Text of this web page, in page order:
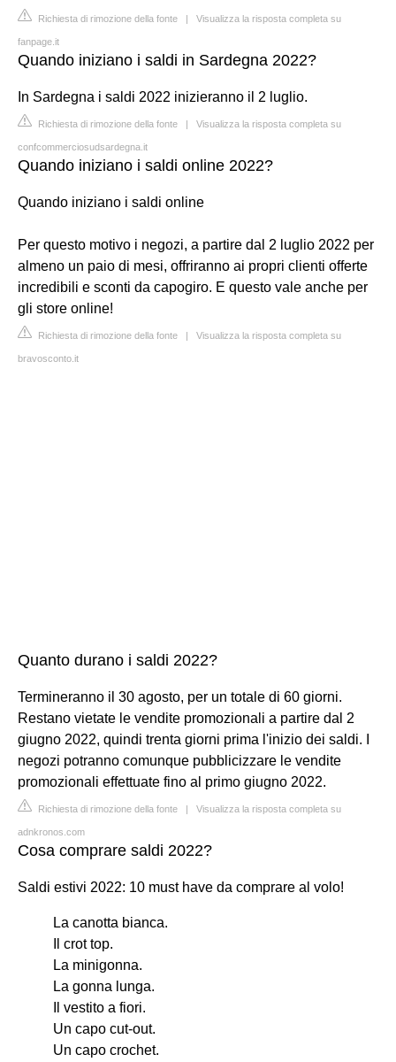
Richiesta di rimozione della fonte | Visualizza la risposta completa su
fanpage.it
Quando iniziano i saldi in Sardegna 2022?
In Sardegna i saldi 2022 inizieranno il 2 luglio.
Richiesta di rimozione della fonte | Visualizza la risposta completa su
confcommerciosudsardegna.it
Quando iniziano i saldi online 2022?
Quando iniziano i saldi online
Per questo motivo i negozi, a partire dal 2 luglio 2022 per
almeno un paio di mesi, offriranno ai propri clienti offerte
incredibili e sconti da capogiro. E questo vale anche per
gli store online!
Richiesta di rimozione della fonte | Visualizza la risposta completa su
bravosconto.it
Quanto durano i saldi 2022?
Termineranno il 30 agosto, per un totale di 60 giorni.
Restano vietate le vendite promozionali a partire dal 2
giugno 2022, quindi trenta giorni prima l'inizio dei saldi. I
negozi potranno comunque pubblicizzare le vendite
promozionali effettuate fino al primo giugno 2022.
Richiesta di rimozione della fonte | Visualizza la risposta completa su
adnkronos.com
Cosa comprare saldi 2022?
Saldi estivi 2022: 10 must have da comprare al volo!
La canotta bianca.
Il crot top.
La minigonna.
La gonna lunga.
Il vestito a fiori.
Un capo cut-out.
Un capo crochet.